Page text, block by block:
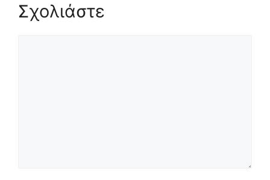
Σχολιάστε